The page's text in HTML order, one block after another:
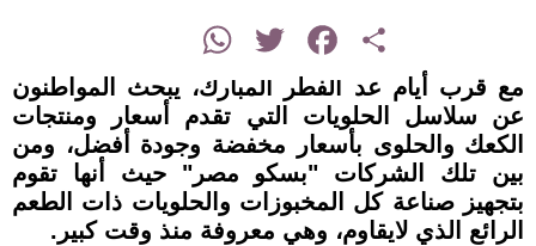
Share
Facebook
Twitter
WhatsApp
مع قرب أيام عد الفطر المبارك، يبحث المواطنون
عن سلاسل الحلويات التي تقدم أسعار ومنتجات
الكعك والحلوى بأسعار مخفضة وجودة أفضل، ومن
بين تلك الشركات "بسكو مصر" حيث أنها تقوم
بتجهيز صناعة كل المخبوزات والحلويات ذات الطعم
الرائع الذي لايقاوم، وهي معروفة منذ وقت كبير.